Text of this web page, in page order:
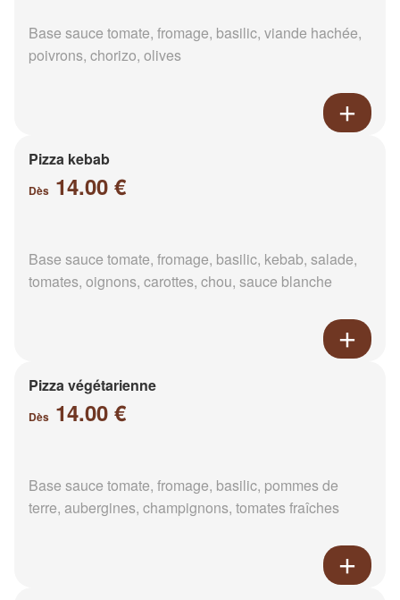
Base sauce tomate, fromage, basilic, viande hachée,
poivrons, chorizo, olives
Pizza kebab
Dès 14.00 €
Base sauce tomate, fromage, basilic, kebab, salade,
tomates, oignons, carottes, chou, sauce blanche
Pizza végétarienne
Dès 14.00 €
Base sauce tomate, fromage, basilic, pommes de
terre, aubergines, champignons, tomates fraîches